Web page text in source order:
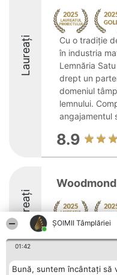
ȘOIMII Tâmplăriei
01:42
Bună, suntem încântați să
Laureați
Cu o tradiție
în industria
Lemnăria
drept un
domeniul
lemnului.
angajamentul
8.9
Laureați
8.8